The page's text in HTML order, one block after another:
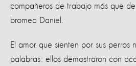
compañeros de trabajo más que
bromea Daniel.
El amor que sienten por sus perros
palabras: ellos demostraron con